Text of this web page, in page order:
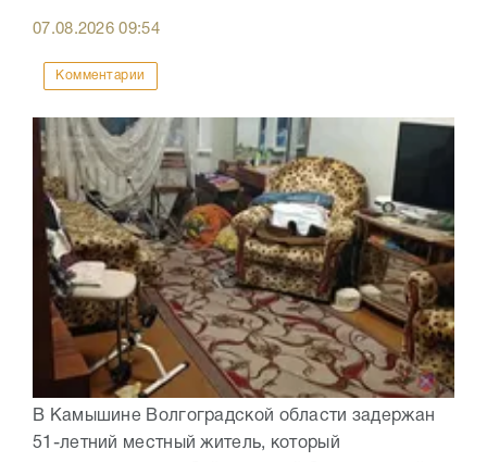
07.08.202609:54
Комментарии
В Камышине Волгоградской области задержан
51-летний местный житель, который